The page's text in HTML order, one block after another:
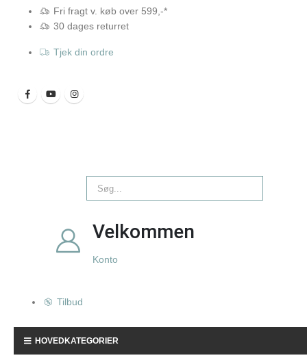
Fri fragt v. køb over 599,-*
30 dages returret
Tjek din ordre
Velkommen
Konto
Tilbud
HOVEDKATEGORIER